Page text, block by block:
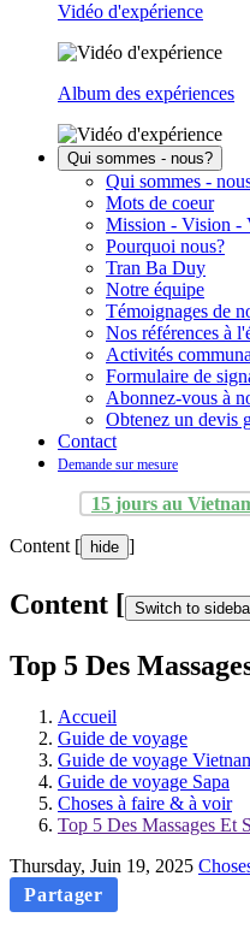
Vidéo d'expérience
Album des expériences
Qui sommes - nous?
Qui sommes -
Mots de coeur
Mission - Vision -
Pourquoi nous?
Tran Ba Duy
Notre équipe
Témoignages de
Nos références à
Activités
Formulaire de
Abonnez-vous à
Obtenez un devis
Contact
Demande sur mesure
15 jours au
Content [ hide ]
Content [ Switch to
Top 5 Des
Accueil
Guide de voyage
Guide de voyage
Guide de voyage Sapa
Choses à faire & à voir
Top 5 Des Massages Et
Thursday, Juin 19, 2025
Partager